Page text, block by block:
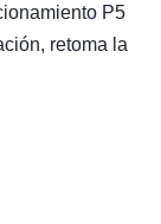
P5
retoma la